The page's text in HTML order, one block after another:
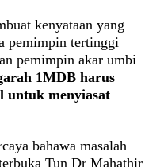
kenyataan yang
pemimpin tertinggi
pemimpin akar umbi
1MDB harus
untuk menyiasat
bahawa masalah
Tun Dr Mahathir